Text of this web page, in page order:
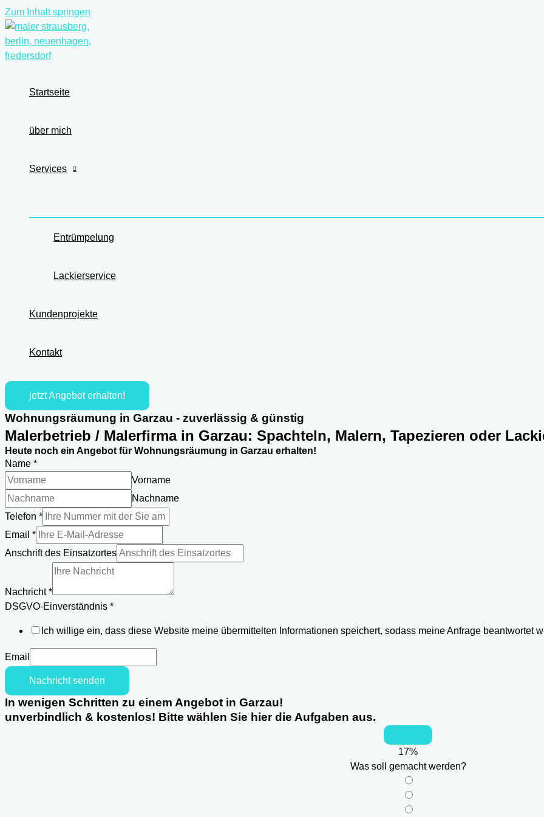
Zum Inhalt springen
Startseite
über mich
Services
Entrümpelung
Lackierservice
Kundenprojekte
Kontakt
jetzt Angebot erhalten!
Wohnungsräumung in Garzau - zuverlässig & günstig
Malerbetrieb / Malerfirma in Garzau: Spachteln, Malern, Tapezieren oder
Heute noch ein Angebot für Wohnungsräumung in Garzau erhalten!
Name *
Vorname
Nachname
des
Telefon
Telefon *
Email *
Anschrift des Einsatzortes
Nachricht*
DSGVO-Einverständnis *
Ich willige ein, dass diese Website meine übermittelten Informationen speichert, sodass meine Anfrage beantwortet
Email
Nachricht senden
In wenigen Schritten zu einem Angebot in Garzau!
unverbindlich & kostenlos! Bitte wählen Sie hier die Aufgaben aus.
17%
Was soll gemacht werden?